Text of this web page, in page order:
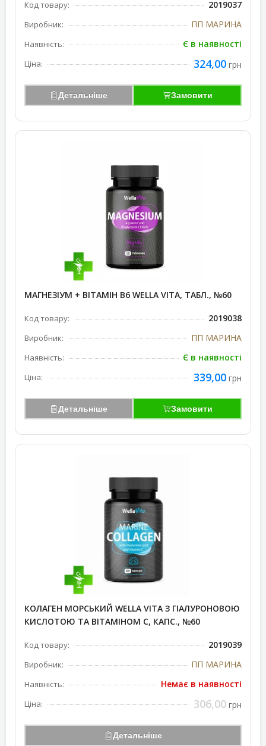
Код товару: 2019037
Виробник: ПП МАРИНА
Наявність: Є в наявності
Ціна: 324,00 грн
Детальніше Замовити
МАГНЕЗІУМ + ВІТАМІН В6 WELLA VITA, ТАБЛ., №60
Код товару: 2019038
Виробник: ПП МАРИНА
Наявність: Є в наявності
Ціна: 339,00 грн
Детальніше Замовити
КОЛАГЕН МОРСЬКИЙ WELLA VITA З ГІАЛУРОНОВОЮ
КИСЛОТОЮ ТА ВІТАМІНОМ С, КАПС., №60
Код товару: 2019039
Виробник: ПП МАРИНА
Наявність: Немає в наявності
Ціна: 306,00 грн
Детальніше